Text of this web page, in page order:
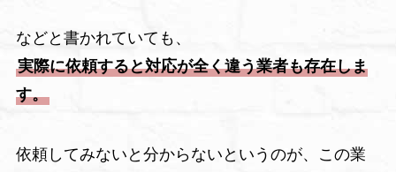
などと書かれていても、
実際に依頼すると対応が全く違う業者も存在しま
す。
依頼してみないと分からないというのが、この業